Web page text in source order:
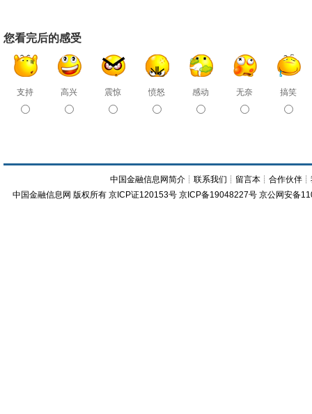
您看完后的感受
支持 高兴 震惊 愤怒 感动 无奈 搞笑
中国金融信息网简介 ┊联系我们 ┊ 留言本 ┊合作伙伴 ┊
中国金融信息网 版权所有 京ICP证120153号 京ICP备19048227号 京公网安备